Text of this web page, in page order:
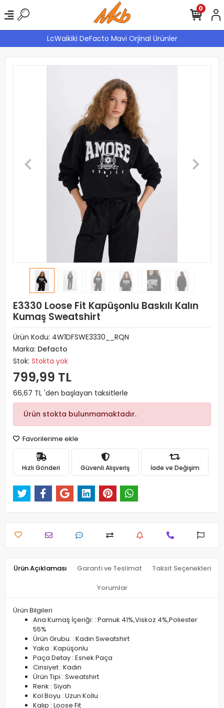
LcWaikiki DeFacto Mavi Orjinal Ürünler
0
E3330 Loose Fit Kapüşonlu Baskılı Kalın
Kumaş Sweatshirt
Ürün Kodu: 4W1DFSWE3330__RQN
Marka: Defacto
Stok: Stokta yok
799,99 TL
66,67 TL 'den başlayan taksitlerle
Ürün stokta bulunmamaktadır.
Favorilerime ekle
Hızlı Gönderi Güvenli Alışveriş İade ve Değişim
Ürün Açıklaması Garanti ve Teslimat Taksit Seçenekleri
Yorumlar
Ürün Bilgileri
Ana Kumaş İçeriği: : Pamuk 41%,Viskoz 4%,Poliester
55%
Ürün Grubu: : Kadın Sweatshirt
Yaka : Kapüşonlu
Paça Detay : Esnek Paça
Cinsiyet : Kadın
Ürün Tipi : Sweatshirt
Renk : Siyah
Kol Boyu : Uzun Kollu
Kalıp : Loose Fit